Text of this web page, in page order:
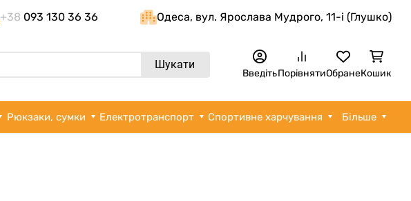
+38 093 130 36 36 Одеса, вул. Ярослава Мудрого, 11-i (Глушко)
Шукати
ВведітьПорівнятиОбранеКошик
Рюкзаки, сумки Електротранспорт Спортивне харчування Більше